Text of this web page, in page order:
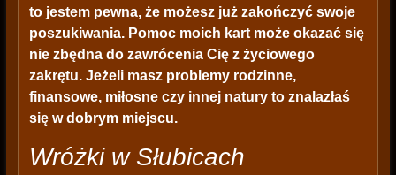
to jestem pewna, że możesz już zakończyć swoje
poszukiwania. Pomoc moich kart może okazać się
nie zbędna do zawrócenia Cię z życiowego
zakrętu. Jeżeli masz problemy rodzinne,
finansowe, miłosne czy innej natury to znalazłaś
się w dobrym miejscu.
Wróżki w Słubicach